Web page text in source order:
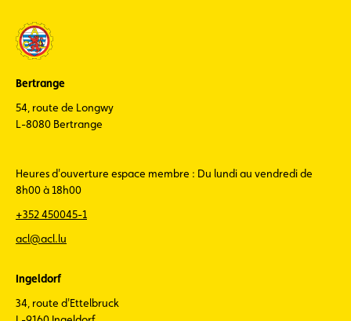
Bertrange
54, route de Longwy
L-8080 Bertrange
Heures d'ouverture espace membre : Du lundi au vendredi de
8h00 à 18h00
+352 450045-1
acl@acl.lu
Ingeldorf
34, route d'Ettelbruck